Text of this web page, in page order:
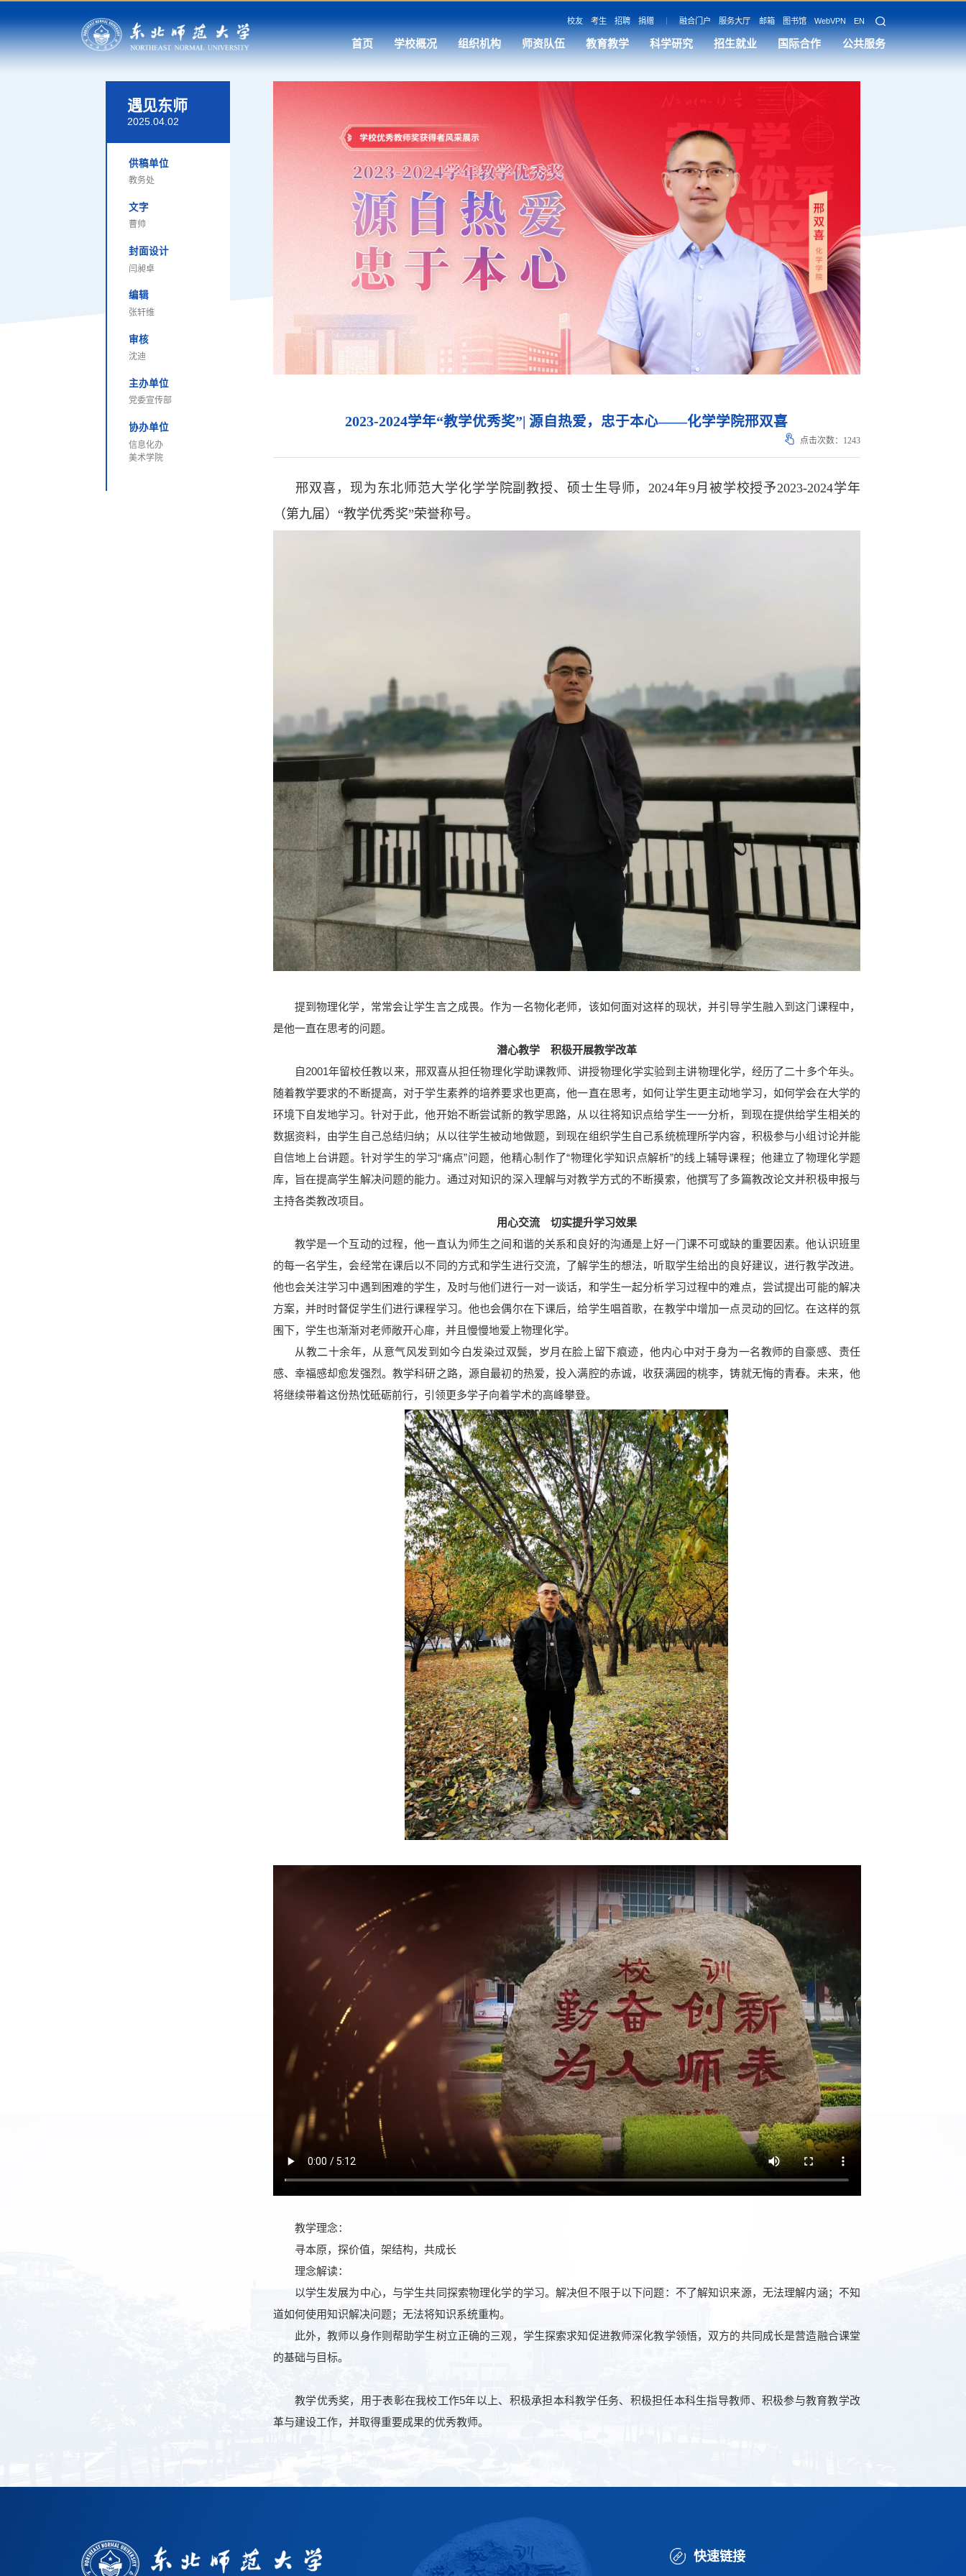
校友 考生 招聘 捐赠 融合门户 服务大厅 邮箱 图书馆 WebVPN EN
首页 学校概况 组织机构 师资队伍 教育教学 科学研究 招生就业 国际合作 公共服务
遇见东师
2025.04.02
供稿单位
教务处
文字
曹帅
封面设计
闫昶卓
编辑
张轩维
审核
沈迪
主办单位
党委宣传部
协办单位
信息化办
美术学院
2023-2024学年“教学优秀奖”| 源自热爱，忠于本心——化学学院邢双喜
点击次数： 1243
邢双喜，现为东北师范大学化学学院副教授、硕士生导师，2024年9月被学校授予2023-2024学年
（第九届）“教学优秀奖”荣誉称号。
提到物理化学，常常会让学生言之成畏。作为一名物化老师，该如何面对这样的现状，并引导学生融入到这门课程中，
是他一直在思考的问题。
潜心教学 积极开展教学改革
自2001年留校任教以来，邢双喜从担任物理化学助课教师、讲授物理化学实验到主讲物理化学，经历了二十多个年头。
随着教学要求的不断提高，对于学生素养的培养要求也更高，他一直在思考，如何让学生更主动地学习，如何学会在大学的
环境下自发地学习。针对于此，他开始不断尝试新的教学思路，从以往将知识点给学生一一分析，到现在提供给学生相关的
数据资料，由学生自己总结归纳；从以往学生被动地做题，到现在组织学生自己系统梳理所学内容，积极参与小组讨论并能
自信地上台讲题。针对学生的学习“痛点”问题，他精心制作了“物理化学知识点解析”的线上辅导课程；他建立了物理化学题
库，旨在提高学生解决问题的能力。通过对知识的深入理解与对教学方式的不断摸索，他撰写了多篇教改论文并积极申报与
主持各类教改项目。
用心交流 切实提升学习效果
教学是一个互动的过程，他一直认为师生之间和谐的关系和良好的沟通是上好一门课不可或缺的重要因素。他认识班里
的每一名学生，会经常在课后以不同的方式和学生进行交流，了解学生的想法，听取学生给出的良好建议，进行教学改进。
他也会关注学习中遇到困难的学生，及时与他们进行一对一谈话，和学生一起分析学习过程中的难点，尝试提出可能的解决
方案，并时时督促学生们进行课程学习。他也会偶尔在下课后，给学生唱首歌，在教学中增加一点灵动的回忆。在这样的氛
围下，学生也渐渐对老师敞开心扉，并且慢慢地爱上物理化学。
从教二十余年，从意气风发到如今白发染过双鬓，岁月在脸上留下痕迹，他内心中对于身为一名教师的自豪感、责任
感、幸福感却愈发强烈。教学科研之路，源自最初的热爱，投入满腔的赤诚，收获满园的桃李，铸就无悔的青春。未来，他
将继续带着这份热忱砥砺前行，引领更多学子向着学术的高峰攀登。
教学理念：
寻本原，探价值，架结构，共成长
理念解读：
以学生发展为中心，与学生共同探索物理化学的学习。解决但不限于以下问题：不了解知识来源，无法理解内涵；不知
道如何使用知识解决问题；无法将知识系统重构。
此外，教师以身作则帮助学生树立正确的三观，学生探索求知促进教师深化教学领悟，双方的共同成长是营造融合课堂
的基础与目标。
教学优秀奖，用于表彰在我校工作5年以上、积极承担本科教学任务、积极担任本科生指导教师、积极参与教育教学改
革与建设工作，并取得重要成果的优秀教师。
快速链接